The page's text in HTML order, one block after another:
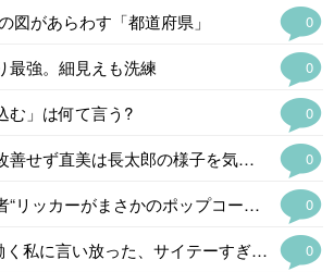
0
図があらわす「都道府県」
0
最強。細見えも洗練
0
む」は何て言う?
0
アサの容体が改善せず直美は長太郎の様子を気にする
0
バイオの捕食者“リッカーがまさかのポップコーンバケツ化!
0
マジ!?必死に働く私に言い放った、サイテーすぎる夫のマウント発言